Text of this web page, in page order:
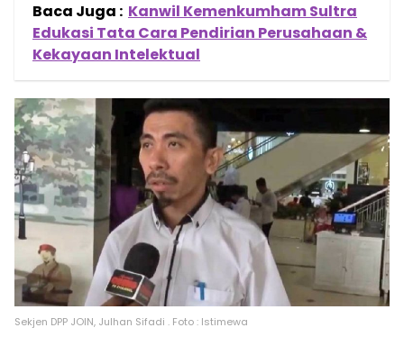
Baca Juga : Kanwil Kemenkumham Sultra
Edukasi Tata Cara Pendirian Perusahaan &
Kekayaan Intelektual
Sekjen DPP JOIN, Julhan Sifadi . Foto : Istimewa